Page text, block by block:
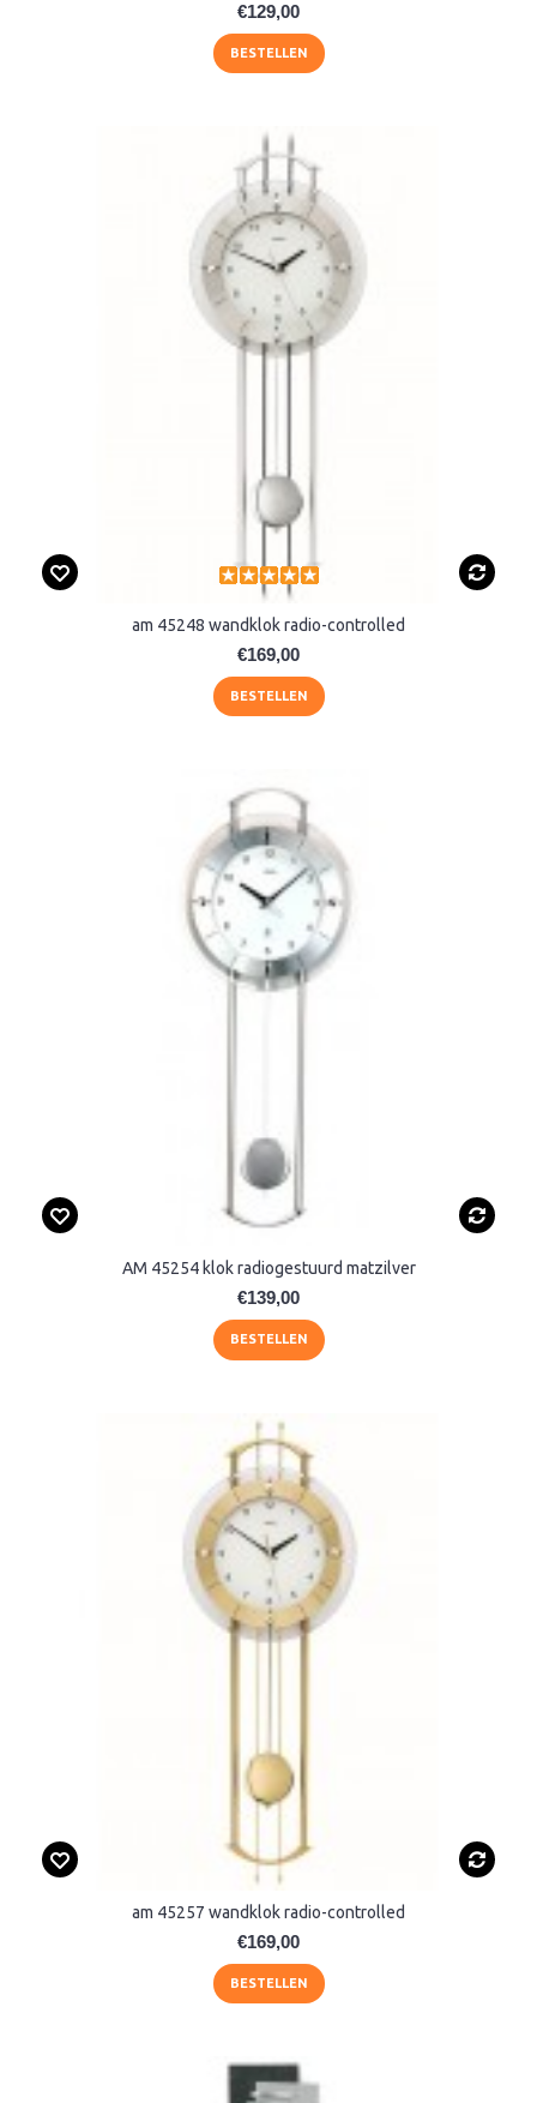
€129,00
BESTELLEN
am 45248 wandklok radio-controlled
€169,00
BESTELLEN
AM 45254 klok radiogestuurd matzilver
€139,00
BESTELLEN
am 45257 wandklok radio-controlled
€169,00
BESTELLEN